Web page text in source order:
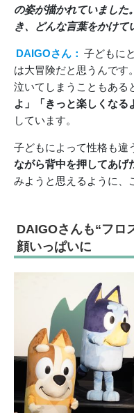
の姿が描かれていました
き、どんな言葉をかけて
DAIGOさん： 子どもに
は大冒険だと思うんです
泣いてしまうこともある
よ」「きっと楽しくなる
しています。
子どもによって性格も違
ながら背中を押してあげ
みようと思えるように、
DAIGOさんも“フロ
顔いっぱいに